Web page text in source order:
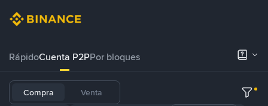
RápidoCuenta P2PPor bloques
Compra Venta